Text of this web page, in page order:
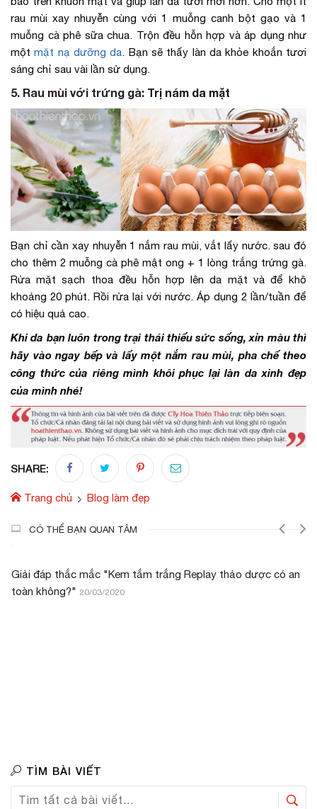
rau mùi xay nhuyễn cùng với 1 muỗng canh bột gạo và 1
muỗng cà phê sữa chua. Trộn đều hỗn hợp và áp dụng như
mộtmặt nạ dưỡng da. Bạn sẽ thấy làn da khỏe khoắn tươi
sáng chỉ sau vài lần sử dụng.
5. Rau mùi với trứng gà: Trị nám da mặt
Bạn chỉ cần xay nhuyễn 1 nắm rau mùi, vắt lấy nước. sau đó
cho thêm 2 muỗng cà phê mật ong + 1 lòng trắng trứng gà.
Rửa mặt sạch thoa đều hỗn hợp lên da mặt và để khô
khoảng 20 phút. Rồi rửa lại với nước. Áp dụng 2 lần/tuần để
có hiệu quả cao.
Khi da bạn luôn trong trại thái thiếu sức sống, xỉn màu thì
hãy vào ngay bếp và lấy một nắm rau mùi, pha chế theo
công thức của riêng mình khôi phục lại làn da xinh đẹp
của mình nhé!
SHARE:
Trang chủ Blog làm đẹp
CÓ THỂ BẠN QUAN TÂM
Giải đáp thắc mắc "Kem tắm trắng Replay thảo dược có an
toàn không?" 20/03/2020
TÌM BÀI VIẾT